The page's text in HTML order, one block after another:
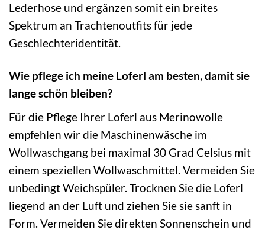
Lederhose und ergänzen somit ein breites
Spektrum an Trachtenoutfits für jede
Geschlechteridentität.
Wie pflege ich meine Loferl am besten, damit sie
lange schön bleiben?
Für die Pflege Ihrer Loferl aus Merinowolle
empfehlen wir die Maschinenwäsche im
Wollwaschgang bei maximal 30 Grad Celsius mit
einem speziellen Wollwaschmittel. Vermeiden Sie
unbedingt Weichspüler. Trocknen Sie die Loferl
liegend an der Luft und ziehen Sie sie sanft in
Form. Vermeiden Sie direkten Sonnenschein und